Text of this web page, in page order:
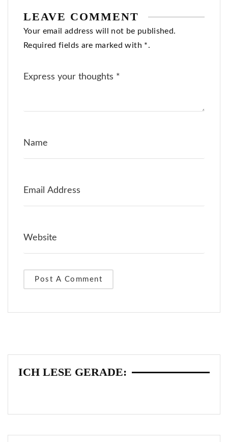
LEAVE COMMENT
Your email address will not be published.
Required fields are marked with *.
ICH LESE GERADE: